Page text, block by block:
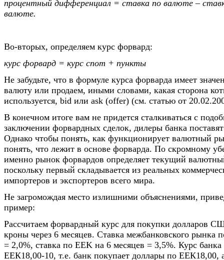
процентный дифференциал = ставка по валюте –
валюте.
Во-вторых, определяем курс форвард:
курс форвард = курс спот + пункты
Не забудьте, что в формуле курса форварда имеет
валюту или продаем, иными словами, какая сторона
используется, bid или ask (offer) (см. статью от
В конечном итоге вам не придется сталкиваться с
заключении форвардных сделок, дилеры банка
Однако чтобы понять, как функционирует валютный
понять, что лежит в основе форварда. По скромному
именно рынок форвардов определяет текущий
поскольку первый складывается из реальных
импортеров и экспортеров всего мира.
Не загромождая место излишними объяснениями,
пример:
Рассчитаем форвардный курс для покупки долларов
кроны через 6 месяцев. Ставка межбанковского рынка
= 2,0%, ставка по EEK на 6 месяцев = 3,5%. Курс
ЕЕК18,00-10, т.е. банк покупает доллары по ЕЕК18,00,